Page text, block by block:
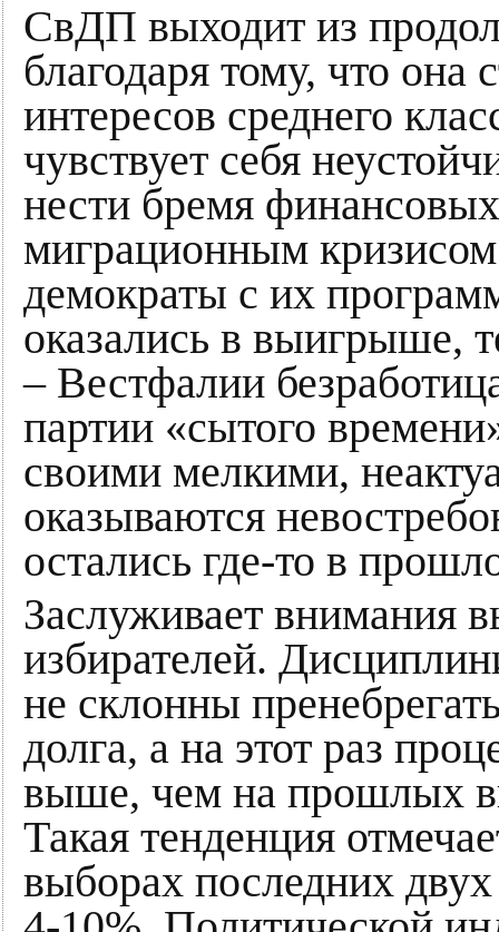
СвДП выходит из
благодаря тому, что она
интересов среднего
чувствует себя
нести бремя
миграционным
демократы с их
оказались в выигрыше,
– Вестфалии
партии «сытого
своими мелкими,
оказываются
остались где-то в
Заслуживает внимания
избирателей.
не склонны
долга, а на этот раз
выше, чем на прошлых
Такая тенденция
выборах последних